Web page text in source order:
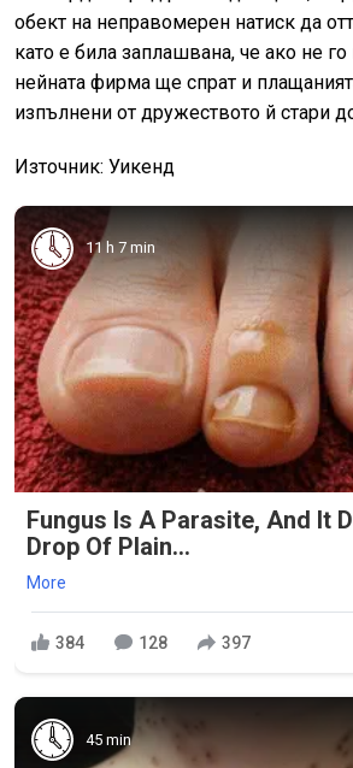
обект на неправомерен натиск да
като е била заплашвана, че ако не
нейната фирма ще спрат и
изпълнени от дружеството й стари
Източник: Уикенд
11 h 7 min
Fungus Is A Parasite, And It
Drop Of Plain...
More
384 128 397
45 min